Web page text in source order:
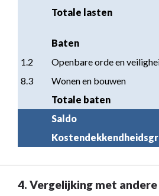
Totale lasten
Baten
1.2
Openbare orde en
8.3
Wonen en bouwen
Totale baten
Saldo
4. Vergelijking met